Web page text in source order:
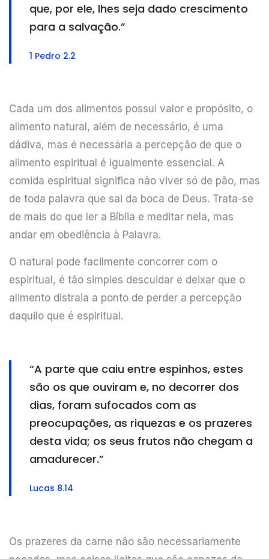
que, por ele, lhes seja dado crescimento
para a salvação.”
1 Pedro 2.2
Cada um dos alimentos possui valor e propósito, o
alimento natural, além de necessário, é uma
dádiva, mas é necessária a percepção de que o
alimento espiritual é igualmente essencial. A
comida espiritual significa não viver só de pão, mas
de toda palavra que sai da boca de Deus. Trata-se
de mais do que ler a Bíblia e meditar nela, mas
andar em obediência à Palavra.
O natural pode facilmente concorrer com o
espiritual, é tão simples descuidar e deixar que o
alimento distraia a ponto de perder a percepção
daquilo que é espiritual.
“A parte que caiu entre espinhos, estes
são os que ouviram e, no decorrer dos
dias, foram sufocados com as
preocupações, as riquezas e os prazeres
desta vida; os seus frutos não chegam a
amadurecer.”
Lucas 8.14
Os prazeres da carne não são necessariamente